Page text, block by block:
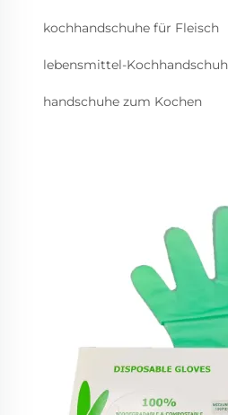
kochhandschuhe für Fleisch
lebensmittel-
handschuhe zum Kochen